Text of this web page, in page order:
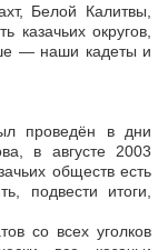
Белой Калитвы,
казачьих округов,
— наши кадеты и
проведён в дни
в августе 2003
обществ есть
подвести итоги,
со всех уголков